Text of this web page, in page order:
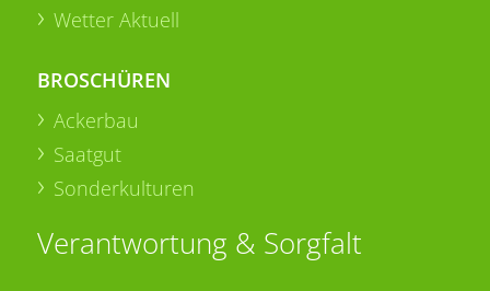
Wetter Aktuell
BROSCHÜREN
Ackerbau
Saatgut
Sonderkulturen
Verantwortung & Sorgfalt